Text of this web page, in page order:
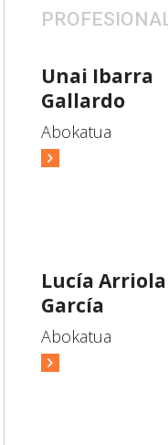
Unai Ibarra
Gallardo
Abokatua
Lucía Arriola
García
Abokatua